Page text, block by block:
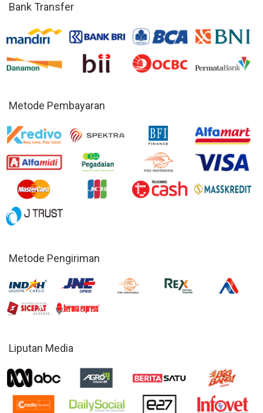
Bank Transfer
Metode Pembayaran
Metode Pengiriman
Liputan Media